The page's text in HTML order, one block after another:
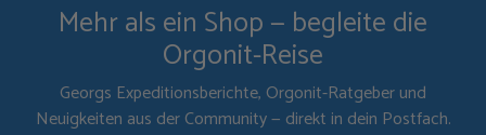
Mehr als ein Shop — begleite die
Orgonit-Reise
Georgs Expeditionsberichte, Orgonit-Ratgeber und
Neuigkeiten aus der Community — direkt in dein Postfach.